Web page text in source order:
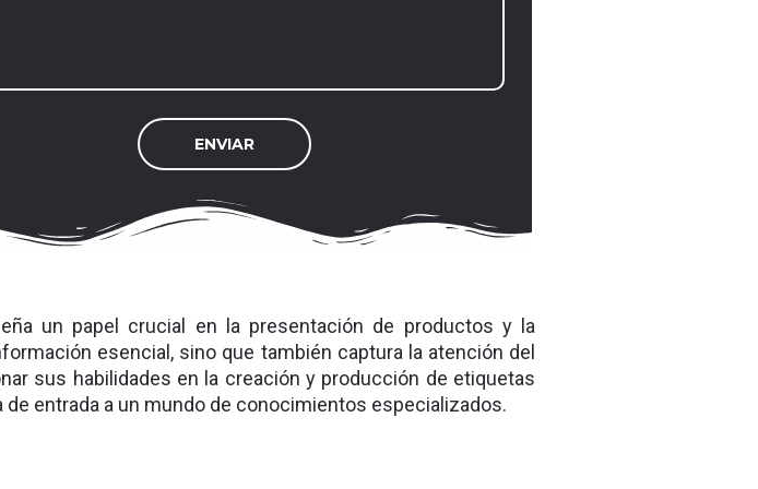
un papel crucial en la presentación de productos y la
esencial, sino que también captura la atención del
sus habilidades en la creación y producción de etiquetas
entrada a un mundo de conocimientos especializados.